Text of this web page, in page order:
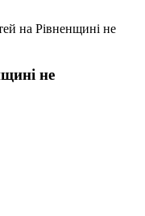
на Рівненщині не
не